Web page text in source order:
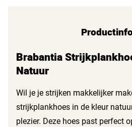
Brabantia
Natuur
Wil je je strijken makkelijker
strijkplankhoes in de kleur
plezier. Deze hoes past perfect